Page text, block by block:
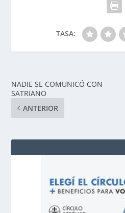
TASA:
NADIE SE COMUNICÓ CON
SATRIANO
ANTERIOR